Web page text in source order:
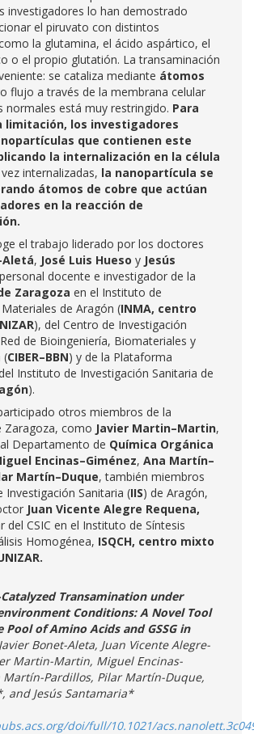
investigadores lo han demostrado
el piruvato con distintos
la glutamina, el ácido aspártico, el
o el propio glutatión. La transaminación
se cataliza mediante átomos
flujo a través de la membrana celular
normales está muy restringido. Para
limitación, los investigadores
que contienen este
la internalización en la célula
internalizadas, la nanopartícula se
átomos de cobre que actúan
en la reacción de
el trabajo liderado por los doctores
, José Luis Hueso y Jesús
docente e investigador de la
Zaragoza en el Instituto de
de Aragón (INMA, centro
), del Centro de Investigación
de Bioingeniería, Biomateriales y
(CIBER–BBN) y de la Plataforma
Instituto de Investigación Sanitaria de
).
otros miembros de la
Zaragoza, como Javier Martin–Martin,
Departamento de Química Orgánica
Encinas–Giménez, Ana Martín–
Martín–Duque, también miembros
Investigación Sanitaria (IIS) de Aragón,
Juan Vicente Alegre Requena,
del CSIC en el Instituto de Síntesis
Homogénea, ISQCH, centro mixto
Transamination under
Conditions: A Novel Tool
of Amino Acids and GSSG in
Javier Bonet-Aleta, Juan Vicente Alegre-
Martin-Martin, Miguel Encinas-
Martín-Pardillos, Pilar Martín-Duque,
and Jesús Santamaria*
doi/full/10.1021/